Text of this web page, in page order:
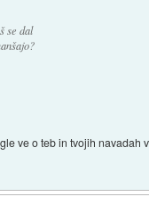
se dal
ve o teb in tvojih navadah